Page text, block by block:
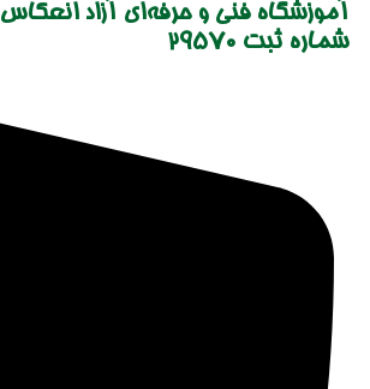
آموزشگاه فنی و حرفه‌ای آزاد انعکاس
شماره ثبت 29570